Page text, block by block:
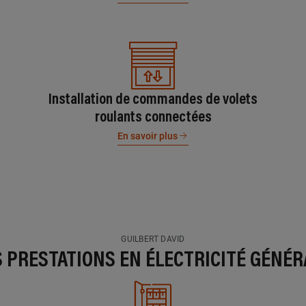
Installation de commandes de volets
roulants connectées
En savoir plus
GUILBERT DAVID
PRESTATIONS EN ÉLECTRICITÉ